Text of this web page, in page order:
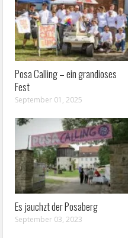
Posa Calling – ein grandioses
Fest
September 01, 2025
Es jauchzt der Posaberg
September 03, 2023